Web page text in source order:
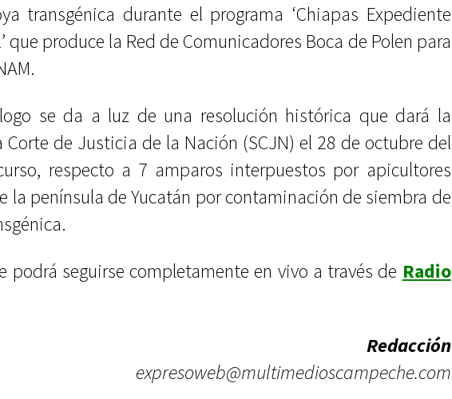
transgénica durante el programa ‘Chiapas Expediente
que produce la Red de Comunicadores Boca de Polen para
se da a luz de una resolución histórica que dará la
Corte de Justicia de la Nación (SCJN) el 28 de octubre del
respecto a 7 amparos interpuestos por apicultores
la península de Yucatán por contaminación de siembra de
podrá seguirse completamente en vivo a través de Radio
Redacción
expresoweb@multimedioscampeche.com